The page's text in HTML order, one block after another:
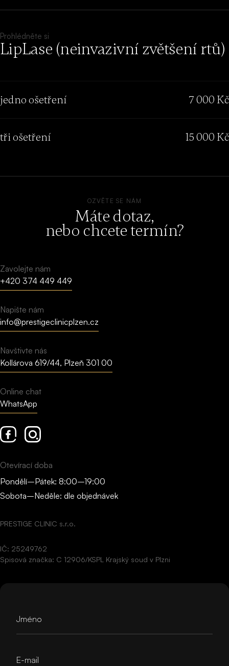
Prohlédněte si
LipLase (neinvazivní zvětšení rtů)
jedno ošetření 7 000 Kč
tři ošetření 15 000 Kč
OZVĚTE SE NÁM
Máte dotaz,
nebo chcete termín?
Zavolejte nám
+420 374 449 449
Napište nám
info@prestigeclinicplzen.cz
Navštivte nás
Kollárova 619/44, Plzeň 301 00
Online chat
WhatsApp
FacebookInstagram
Otevírací doba
Pondělí–Pátek: 8:00–19:00
Sobota–Neděle: dle objednávek
PRESTIGE CLINIC s.r.o.
IČ: 25249762
Spisová značka: C 12906/KSPL Krajský soud v Plzni
Jméno
E-mail